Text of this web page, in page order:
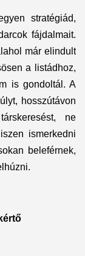
stratégiád,
fájdalmait.
már elindult
a listádhoz,
is gondoltál. A
hosszútávon
ne
ismerkedni
beleférnek,